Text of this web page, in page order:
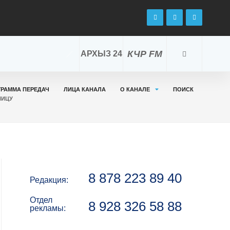
КЧР FM
АРХЫЗ 24
ПЕРЕДАЧ ЛИЦА КАНАЛА О КАНАЛЕ
ПОИСК
Редакция: 8 878 223 89 40
Отдел
рекламы:
8 928 326 58 88